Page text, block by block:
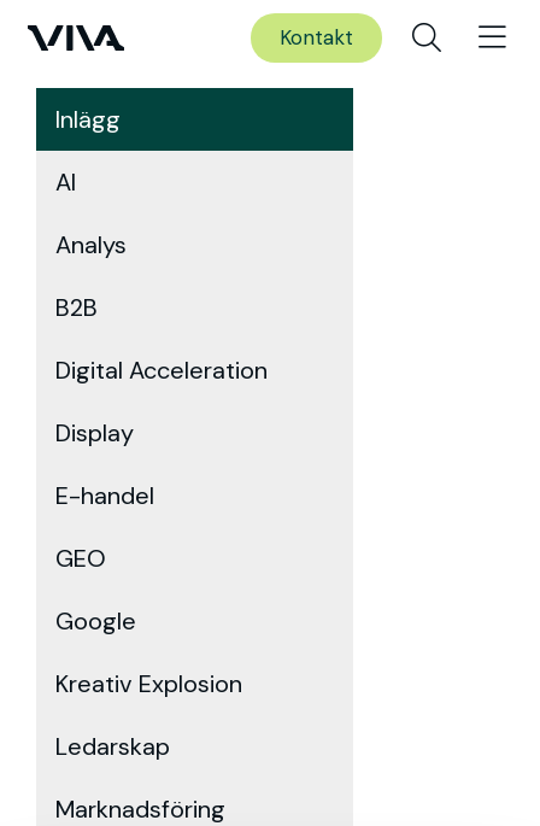
Kontakt
Inlägg
AI
Analys
B2B
Digital Acceleration
Display
E-handel
GEO
Google
Kreativ Explosion
Ledarskap
Marknadsföring